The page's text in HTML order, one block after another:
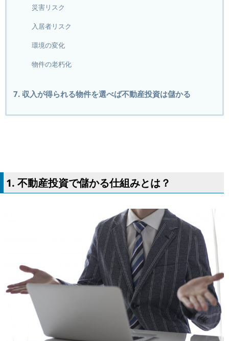
災害リスク
入居者リスク
環境の変化
物件の老朽化
7. 収入が得られる物件を選べば不動産投資は儲かる
1. 不動産投資で儲かる仕組みとは？